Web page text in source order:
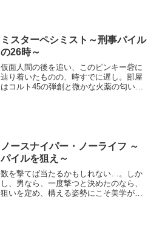
ミスターペシミスト～刑事パイル
の26時～
仮面人間の後を追い、このピンキー砦に
辿り着いたものの、時すでに遅し。部屋
はコルト45の弾創と微かな火薬の匂いを
ノースナイパー・ノーライフ ～
パイルを狙え～
数を撃てば当たるかもしれない…。しか
し、男なら、一度撃つと決めたのなら、
狙いを定め、構える姿勢にこそ美学があ